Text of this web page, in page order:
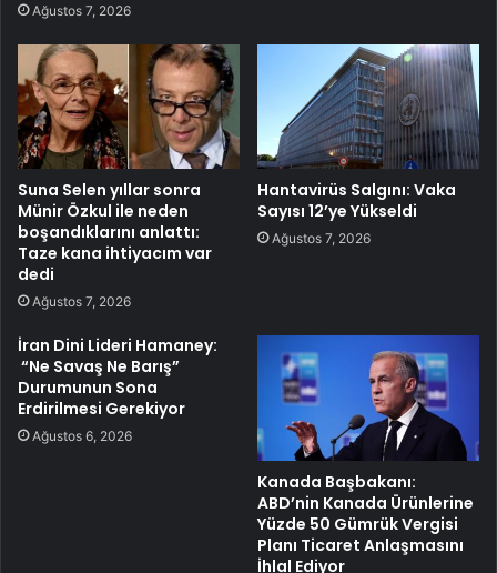
Ağustos 7, 2026
Suna Selen yıllar sonra
Münir Özkul ile neden
boşandıklarını anlattı:
Taze kana ihtiyacım var
dedi
Ağustos 7, 2026
Hantavirüs Salgını: Vaka
Sayısı 12’ye Yükseldi
Ağustos 7, 2026
İran Dini Lideri Hamaney:
“Ne Savaş Ne Barış”
Durumunun Sona
Erdirilmesi Gerekiyor
Ağustos 6, 2026
Kanada Başbakanı:
ABD’nin Kanada Ürünlerine
Yüzde 50 Gümrük Vergisi
Planı Ticaret Anlaşmasını
İhlal Ediyor